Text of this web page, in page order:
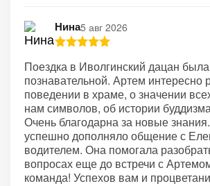
Нина5 авг 2026
Поездка в Иволгинский дацан
познавательной. Артем интересно
поведении в храме, о значении
нам символов, об истории
Очень благодарна за новые
успешно дополняло общение с
водителем. Она помогала
вопросах еще до встречи с
команда! Успехов вам и